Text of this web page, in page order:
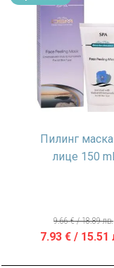
Пилинг
лице 150 ml
9.66€/ 18.89 лв.
Original
7.93 €/ 15.51